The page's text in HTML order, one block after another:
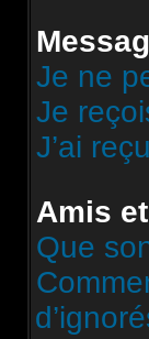
Je ne
Je
J’ai
Amis
Que